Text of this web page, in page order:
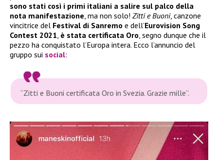
sono stati così i primi italiani a salire sul palco della
nota manifestazione , ma non solo! Zitti e Buoni, canzone
vincitrice del Festival di Sanremo e dell’Eurovision Song
Contest 2021 è stata certificata Oro , segno dunque che il
pezzo ha conquistato l’Europa intera. Ecco l’annuncio del
gruppo sui social:
“Zitti e Buoni certificata Oro in Svezia. Grazie mille”.